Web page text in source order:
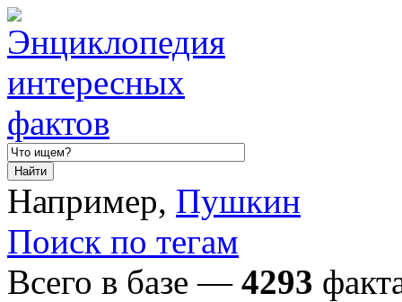
Например, Пушкин
Поиск по тегам
Всего в базе — 4293